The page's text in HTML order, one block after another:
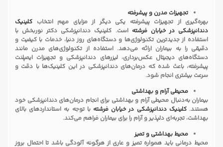
تجهیزات مدرن و پیشرفته
بهره‌گیری از تجهیزات پیشرفته یکی دیگر از مزایای مهم انتخاب کلینیک
دندانپزشکی در خیابان فرشته است. کلینیک دندانپزشکی دکتر نوربخش با
استفاده از جدیدترین تکنولوژی‌ها و دستگاه‌های روز دنیا، خدمات با کیفیت و
دقیقی را به بیماران ارائه می‌دهد. استفاده از تکنولوژی‌های مدرن مانند
دستگاه‌های دیجیتال عکس‌برداری، لیزرهای دندانپزشکی و تجهیزات ایمپلنت
پیشرفته، باعث شده که درمان‌های دندانپزشکی در این کلینیک‌ها با دقت و
سرعت بیشتری انجام شود.
محیطی آرام و بهداشتی
بیماران به‌دنبال محیطی آرام و بهداشتی برای انجام درمان‌های دندانپزشکی خود
هستند.کلینیک دندانپزشکی در خیابان فرشته با توجه به استانداردهای بالای
بهداشت، تجربه‌ای دلپذیر و آرام را برای بیماران فراهم می‌کند.
محیط بهداشتی و تمیز
محیط درمانی باید همواره تمیز و عاری از هرگونه آلودگی باشد تا احتمال بروز